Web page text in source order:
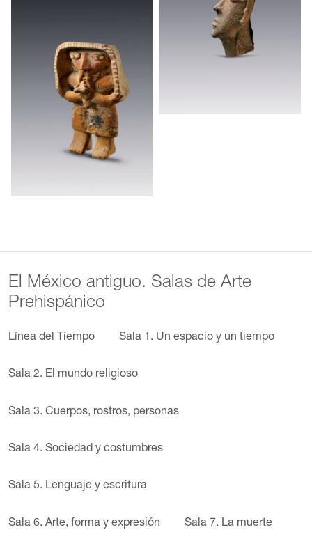
El México antiguo. Salas de Arte
Prehispánico
Línea del Tiempo Sala 1. Un espacio y un tiempo
Sala 2. El mundo religioso
Sala 3. Cuerpos, rostros, personas
Sala 4. Sociedad y costumbres
Sala 5. Lenguaje y escritura
Sala 6. Arte, forma y expresión Sala 7. La muerte